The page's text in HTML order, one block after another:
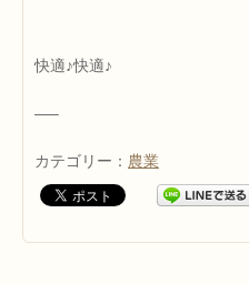
快適♪快適♪
—–
カテゴリー： 農業